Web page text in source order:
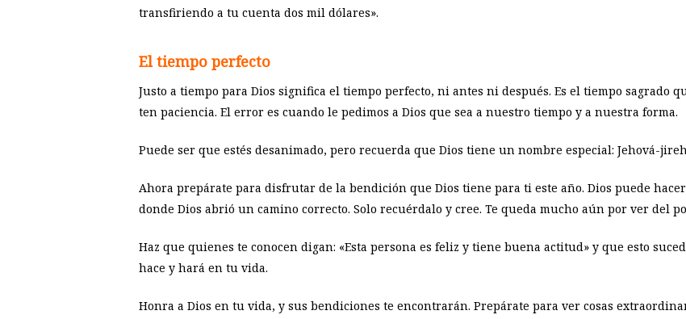
transfiriendo a tu cuenta dos mil dólares».
El tiempo perfecto
Justo a tiempo para Dios significa el tiempo perfecto, ni antes ni después. Es el tiempo sagrado
ten paciencia. El error es cuando le pedimos a Dios que sea a nuestro tiempo y a nuestra forma.
Puede ser que estés desanimado, pero recuerda que Dios tiene un nombre especial: Jehová-
Ahora prepárate para disfrutar de la bendición que Dios tiene para ti este año. Dios puede
donde Dios abrió un camino correcto. Solo recuérdalo y cree. Te queda mucho aún por ver del
Haz que quienes te conocen digan: «Esta persona es feliz y tiene buena actitud» y que esto
hace y hará en tu vida.
Honra a Dios en tu vida, y sus bendiciones te encontrarán. Prepárate para ver cosas